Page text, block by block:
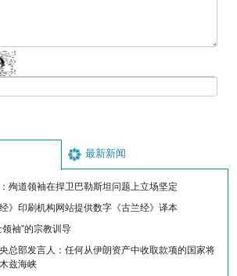
最新新闻
殉道领袖在捍卫巴勒斯坦问题上立场坚定
》印刷机构网站提供数字《古兰经》译本
袖”的宗教训导
央总部发言人：任何从伊朗资产中收取款项的国家将
兹海峡